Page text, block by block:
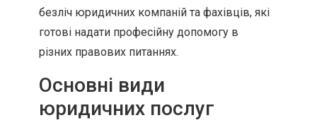
безліч юридичних компаній та фахівців, які
готові надати професійну допомогу в
різних правових питаннях.
Основні види
юридичних послуг